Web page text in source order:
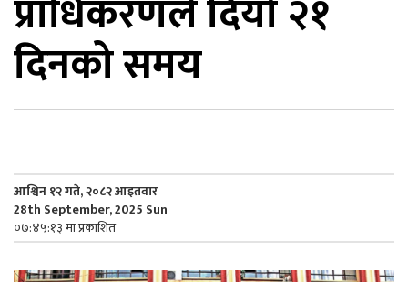
प्राधिकरणले दियो २१
दिनको समय
आश्विन १२ गते, २०८२ आइतवार
28th September, 2025 Sun
०७:४५:१३ मा प्रकाशित